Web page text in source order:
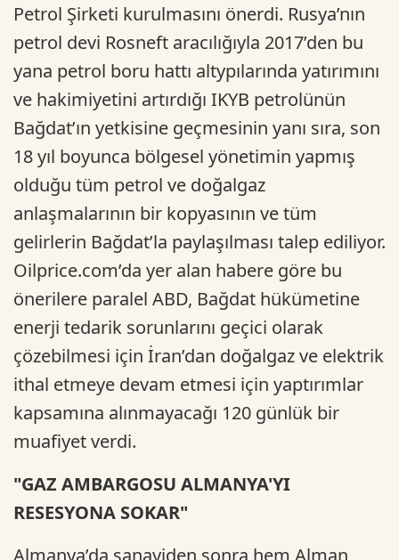
Petrol Şirketi kurulmasını önerdi. Rusya’nın
petrol devi Rosneft aracılığıyla 2017’den bu
yana petrol boru hattı altypılarında yatırımını
ve hakimiyetini artırdığı IKYB petrolünün
Bağdat’ın yetkisine geçmesinin yanı sıra, son
18 yıl boyunca bölgesel yönetimin yapmış
olduğu tüm petrol ve doğalgaz
anlaşmalarının bir kopyasının ve tüm
gelirlerin Bağdat’la paylaşılması talep ediliyor.
Oilprice.com’da yer alan habere göre bu
önerilere paralel ABD, Bağdat hükümetine
enerji tedarik sorunlarını geçici olarak
çözebilmesi için İran’dan doğalgaz ve elektrik
ithal etmeye devam etmesi için yaptırımlar
kapsamına alınmayacağı 120 günlük bir
muafiyet verdi.
"GAZ AMBARGOSU ALMANYA'YI
RESESYONA SOKAR"
Almanya’da sanayiden sonra hem Alman